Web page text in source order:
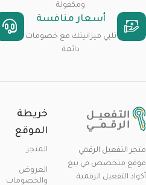
ومكفولة
أسعار منافسة
تلبي ميزانيتك مع خصومات
دائمة
متجر التفعيل الرقمي
موقع متخصص في بيع
أكواد التفعيل الرقمية
خريطة
الموقع
المتجر
العروض
والخصومات